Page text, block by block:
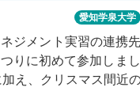
愛知学泉大学
ジメント実習の連携
りに初めて参加しま
え、クリスマス間近